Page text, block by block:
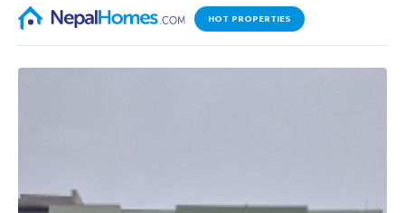
HOT PROPERTIES